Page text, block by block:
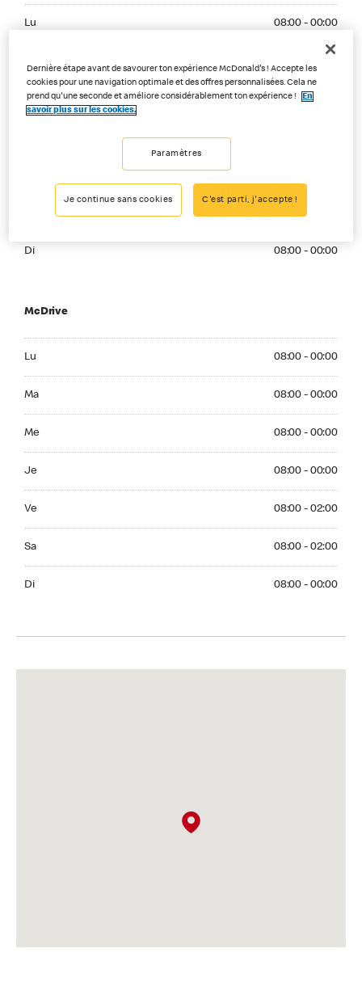
Lu 08:00 - 00:00
Me 08:00 - 00:00
Wednesday 08:00 - 00:00
08:00 - 02:00
Saturday 08:00 - 02:00
Di 08:00 - 00:00
Sunday 08:00 - 00:00
McDrive
Lu 08:00 - 00:00
Ma 08:00 - 00:00
Me 08:00 - 00:00
Je 08:00 - 00:00
Ve 08:00 - 02:00
Sa 08:00 - 02:00
Di 08:00 - 00:00
Dernière étape avant de savourer ton expérience McDonald's ! Accepte les
cookies pour une navigation optimale et des offres personnalisées. Cela ne
prend qu'une seconde et améliore considérablement ton expérience !
En
savoir plus sur les cookies.
Paramètres
Je continue sans cookies C'est parti, j'accepte !